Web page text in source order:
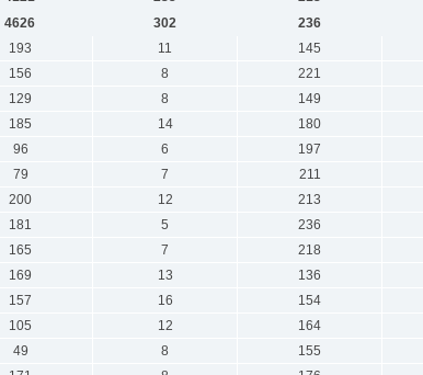
4626 302 236
193 11 145
156 8 221
129 8 149
185 14 180
96 6 197
79 7 211
200 12 213
181 5 236
165 7 218
169 13 136
157 16 154
105 12 164
49 8 155